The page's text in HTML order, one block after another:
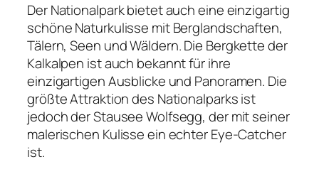
Der Nationalpark bietet auch eine einzigartig
schöne Naturkulisse mit Berglandschaften,
Tälern, Seen und Wäldern. Die Bergkette der
Kalkalpen ist auch bekannt für ihre
einzigartigen Ausblicke und Panoramen. Die
größte Attraktion des Nationalparks ist
jedoch der Stausee Wolfsegg, der mit seiner
malerischen Kulisse ein echter Eye-Catcher
ist.